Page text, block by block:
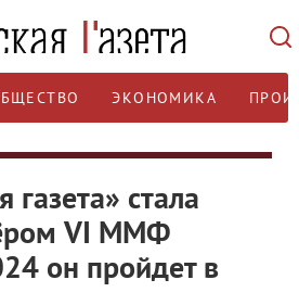
ЭКОНОМИКА
газета» стала
VI ММФ
он пройдет в